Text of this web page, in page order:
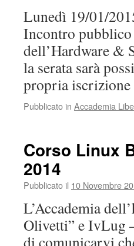
Lunedì 19/01/
Incontro pubblico
dell’Hardware &
la serata sarà
propria
Pubblicato in Accademia
Corso Linux
2014
Pubblicato il 10 Novembre
L’Accademia
Olivetti” e IvLug
di comunicarvi